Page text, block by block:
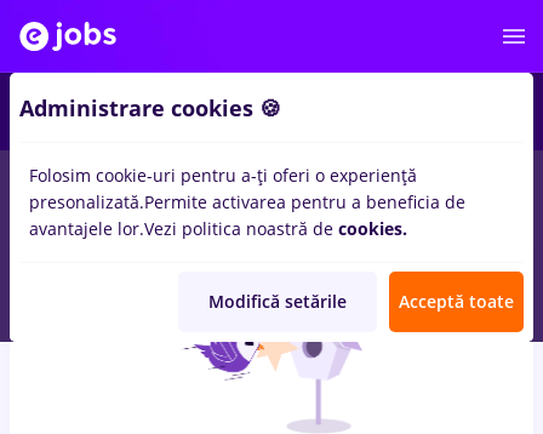
locuri de muncalaborant in Cluj-Napocapentru
experientainConstructii / Instalatii
Administrare cookies 🍪
Folosim cookie-uri pentru a-ți oferi o experiență
presonalizată.Permite activarea pentru a beneficia de
avantajele lor.Vezi politica noastră de cookies.
Modifică setările Acceptă toate